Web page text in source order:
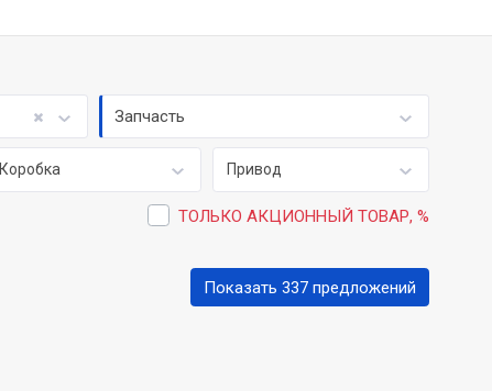
Запчасть
Коробка Привод
ТОЛЬКО АКЦИОННЫЙ ТОВАР, %
Показать 337 предложений